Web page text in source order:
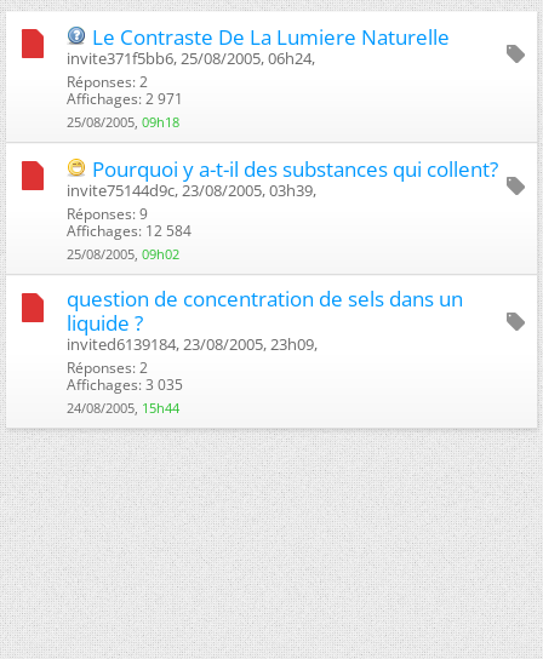
Le Contraste De La Lumiere Naturelle
invite371f5bb6, 25/08/2005, 06h24, ‎
Réponses: 2
Affichages: 2 971
25/08/2005, 09h18
Pourquoi y a-t-il des substances qui collent?
invite75144d9c, 23/08/2005, 03h39, ‎
Réponses: 9
Affichages: 12 584
25/08/2005, 09h02
question de concentration de sels dans un
liquide ?
invited6139184, 23/08/2005, 23h09, ‎
Réponses: 2
Affichages: 3 035
24/08/2005, 15h44